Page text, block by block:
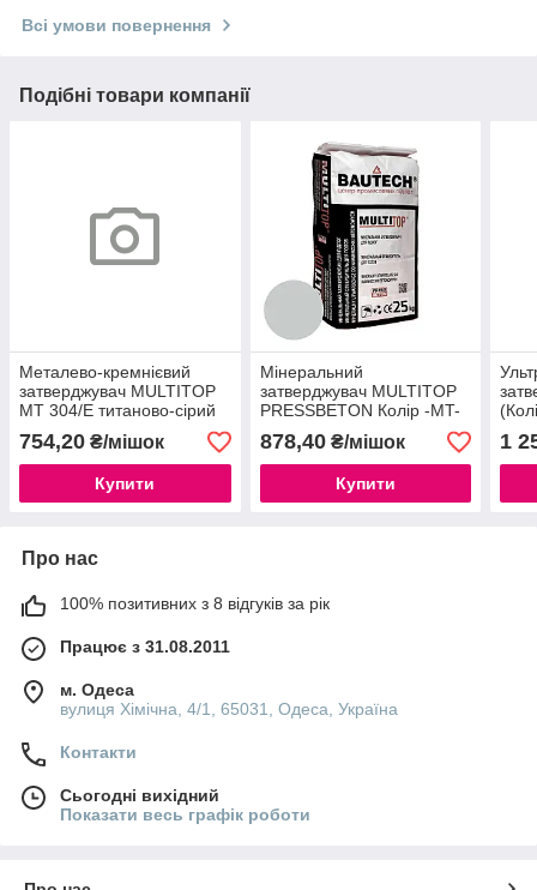
Всі умови повернення
Подібні товари компанії
Металево-кремнієвий
затверджувач MULTITOP
MT 304/E титаново-сірий
754,20 ₴/мішок
Купити
Мінеральний
затверджувач MULTITOP
PRESSBETON Колір -MT-
107 сріблясто-сірий
878,40₴/мішок
Купити
1
Про нас
100% позитивних з 8 відгуків за рік
Працює з 31.08.2011
м. Одеса
вулиця Хімічна, 4/1, 65031, Одеса, Україна
Контакти
Сьогодні вихідний
Показати весь графік роботи